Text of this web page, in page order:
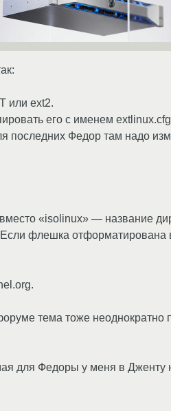
или ext2.
его с именем
последних Федор там надо
вместо «isolinux» — название
флешка отформатирована
тема тоже неоднократно
для Федоры у меня в Дженту